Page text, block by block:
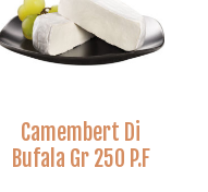
Camembert Di
Bufala Gr 250 P.F